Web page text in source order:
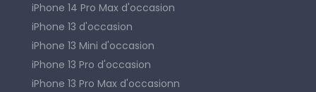
iPhone 14 Pro Max d'occasion
iPhone 13 d'occasion
iPhone 13 Mini d'occasion
iPhone 13 Pro d'occasion
iPhone 13 Pro Max d'occasionn